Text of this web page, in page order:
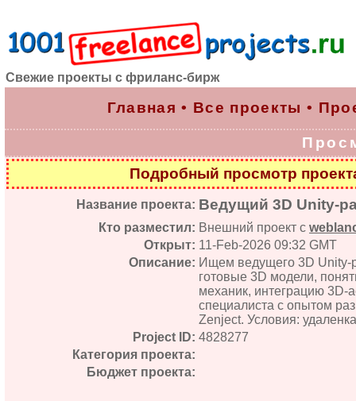
Свежие проекты с фриланс-бирж
Главная • Все проекты •
Подробный просмотр
Название проекта: Ведущий 3D Unity-
Кто разместил: Внешний проект с
Открыт: 11-Feb-2026 09:32 GMT
Описание: Ищем ведущего 3D Unity-
готовые 3D модели,
механик, интеграцию 3D-
специалиста с опытом
Zenject. Условия:
Project ID: 4828277
Категория проекта:
Бюджет проекта: